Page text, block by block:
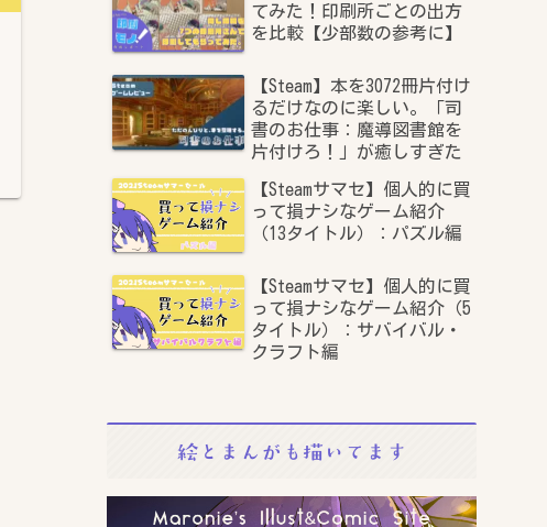
てみた！印刷所ごとの出方
を比較【少部数の参考に】
【Steam】本を3072冊片付け
るだけなのに楽しい。「司
書のお仕事：魔導図書館を
片付けろ！」が癒しすぎた
【Steamサマセ】個人的に買
って損ナシなゲーム紹介
（13タイトル）：パズル編
【Steamサマセ】個人的に買
って損ナシなゲーム紹介（5
タイトル）：サバイバル・
クラフト編
絵とまんがも描いてます